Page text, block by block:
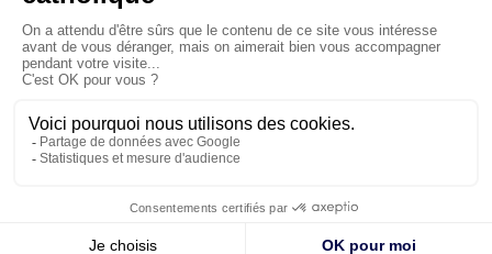
La visite pastorale du pape Léon
XIV à Assise à suivre sur KTO le
jeudi 6 août
Le pape en Uruguay, Argentine et
Pérou du 6 au 17 novembre 2026